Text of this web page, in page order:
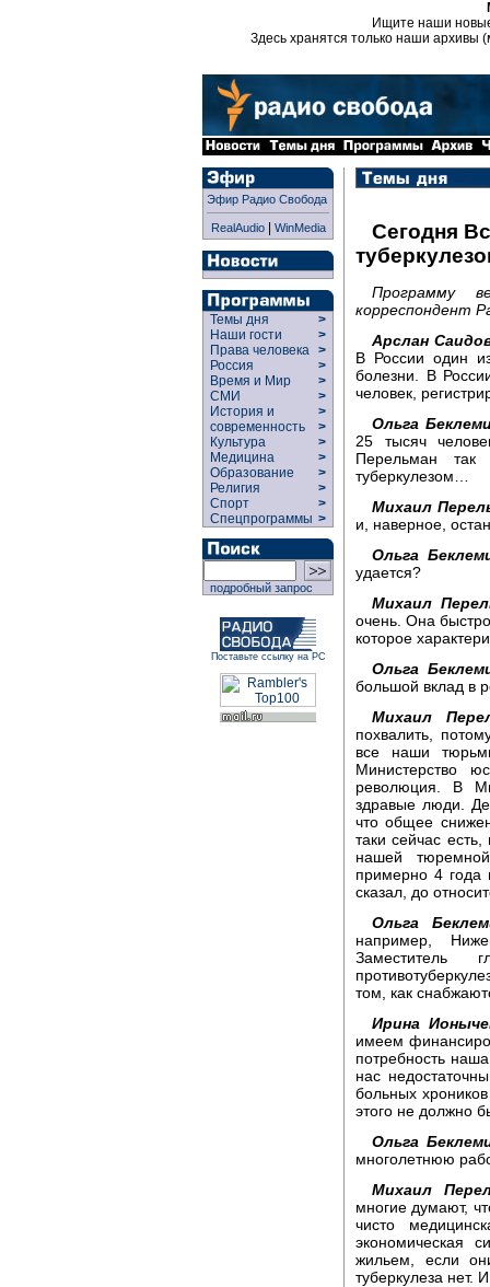
Ищите наши
Здесь хранятся только наши архивы
Эфир Радио Свобода
RealAudio| WinMedia
Темы дня
>
Наши гости
>
Права человека >
Россия
>
Время и Мир
>
СМИ
>
История и
современность
>
>
Культура
>
Медицина
>
Образование
>
Религия
>
Спорт
>
Спецпрограммы >
подробный запрос
Поставьте ссылку на РС
Сегодня
Программу
корреспондент
Арслан
В России один
болезни. В
человек,
Ольга
25 тысяч
Перельман так
туберкулезом…
Михаил
и, наверное,
Ольга
удается?
Михаил
очень. Она
которое
Ольга
большой вклад в
Михаил
похвалить,
все наши
Министерство
революция. В
здравые люди.
что общее
таки сейчас
нашей
примерно 4 года
сказал, до
Ольга
например,
Заместитель
том, как
Ирина
имеем
потребность
нас
больных
этого не должно
Ольга
многолетнюю
Михаил
многие думают,
чисто
экономическая
жильем, если
туберкулеза нет.